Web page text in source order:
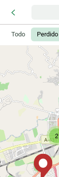
Todo Perdido
2